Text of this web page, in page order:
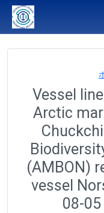
Vessel
Arctic
(AMBON)
vessel
08-